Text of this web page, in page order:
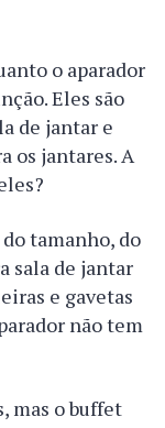
o aparador
Eles são
de jantar e
os jantares. A
tamanho, do
sala de jantar
e gavetas
não tem
mas o buffet